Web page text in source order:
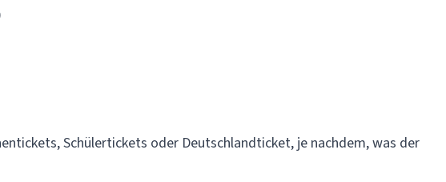
Schülertickets oder Deutschlandticket, je nachdem, was der